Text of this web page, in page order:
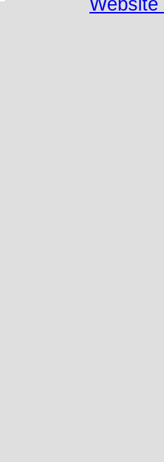
Website